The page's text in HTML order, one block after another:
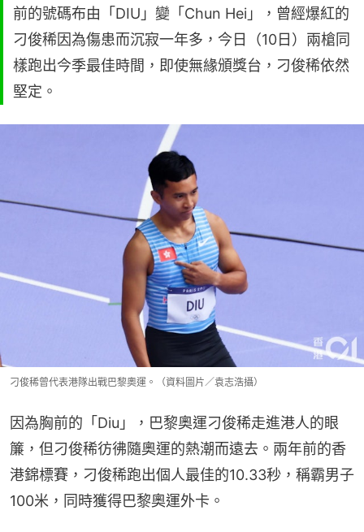
前的號碼布由「DIU」變「Chun Hei」，曾經爆紅的
刁俊稀因為傷患而沉寂一年多，今日（10日）兩槍同
樣跑出今季最佳時間，即使無緣頒獎台，刁俊稀依然
堅定。
刁俊稀曾代表港隊出戰巴黎奧運。（資料圖片／袁志浩攝）
因為胸前的「Diu」，巴黎奧運刁俊稀走進港人的眼
簾，但刁俊稀彷彿隨奧運的熱潮而遠去。兩年前的香
港錦標賽，刁俊稀跑出個人最佳的10.33秒，稱霸男子
100米，同時獲得巴黎奧運外卡。